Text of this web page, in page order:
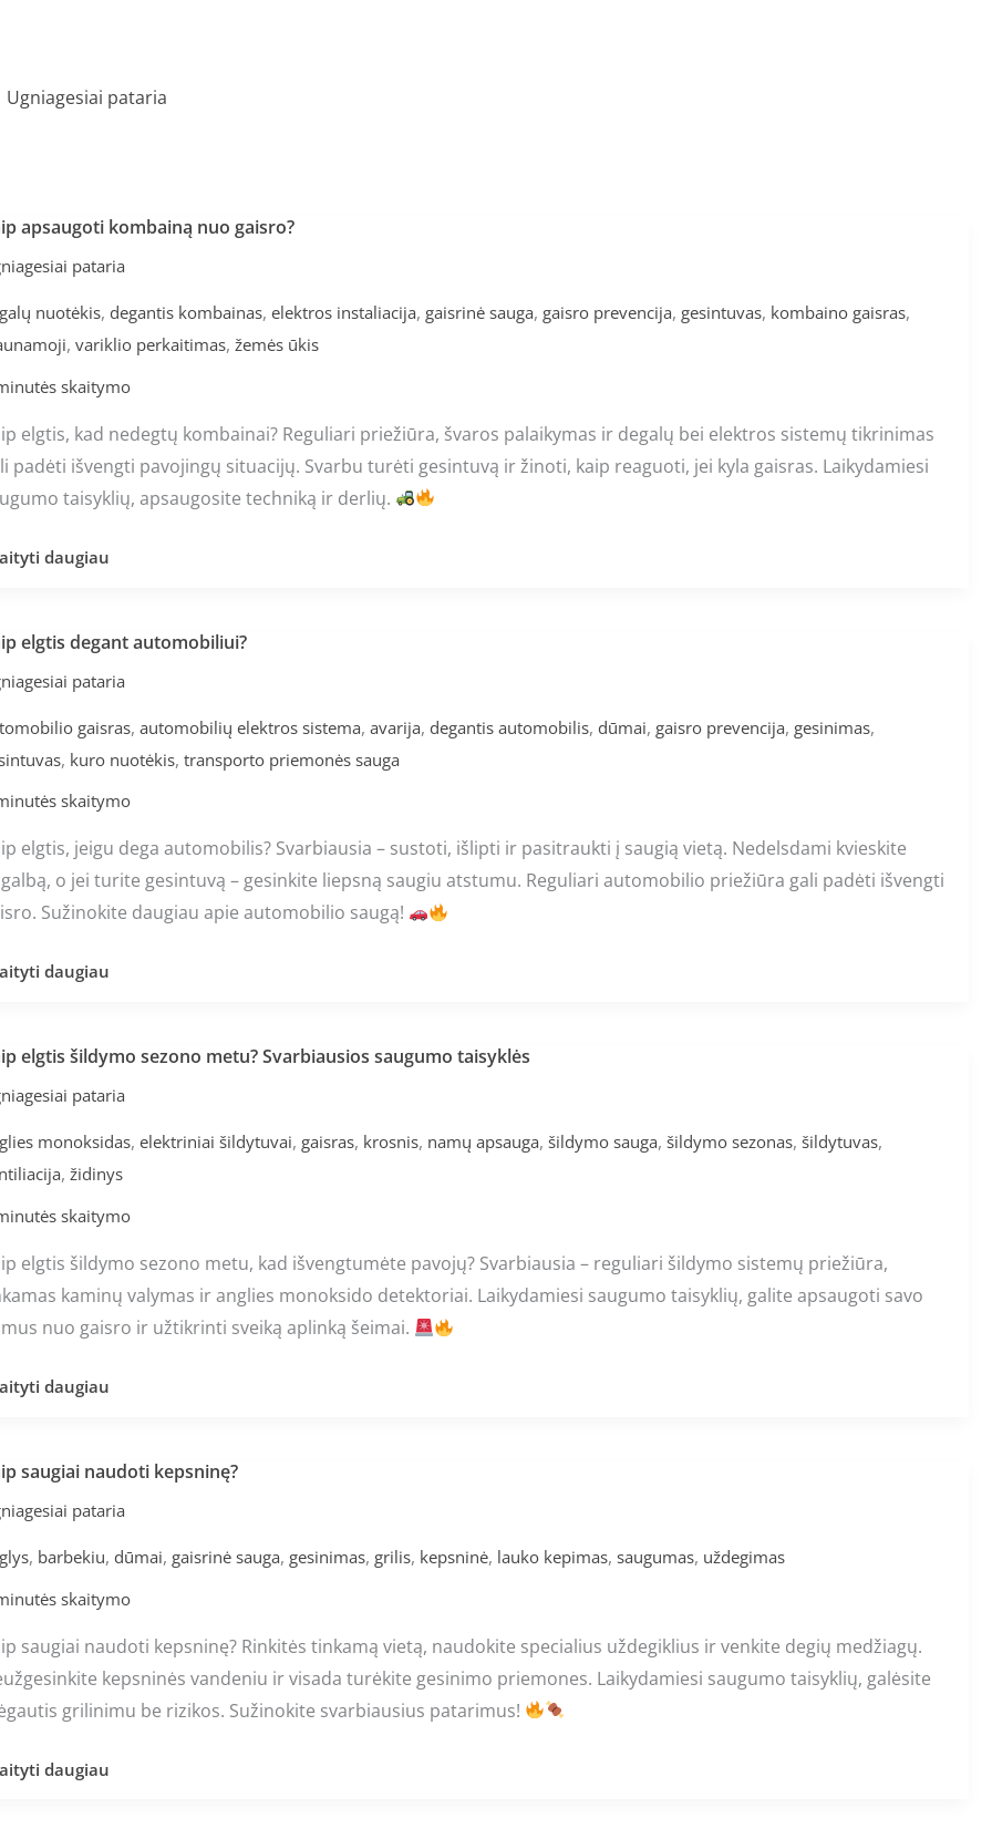
Ugniagesiai pataria
apsaugoti kombainą nuo gaisro?
pataria
nuotėkis, degantis kombainas, elektros instaliacija, gaisrinė sauga, gaisro prevencija, gesintuvas, kombaino gaisras,
, variklio perkaitimas, žemės ūkis
skaitymo
elgtis, kad nedegtų kombainai? Reguliari priežiūra, švaros palaikymas ir degalų bei elektros sistemų tikrinimas
padėti išvengti pavojingų situacijų. Svarbu turėti gesintuvą ir žinoti, kaip reaguoti, jei kyla gaisras. Laikydamiesi
taisyklių, apsaugosite techniką ir derlių.
daugiau
elgtis degant automobiliui?
pataria
gaisras, automobilių elektros sistema, avarija, degantis automobilis, dūmai, gaisro prevencija, gesinimas,
, kuro nuotėkis, transporto priemonės sauga
skaitymo
elgtis, jeigu dega automobilis? Svarbiausia – sustoti, išlipti ir pasitraukti į saugią vietą. Nedelsdami kvieskite
o jei turite gesintuvą – gesinkite liepsną saugiu atstumu. Reguliari automobilio priežiūra gali padėti išvengti
Sužinokite daugiau apie automobilio saugą!
daugiau
elgtis šildymo sezono metu? Svarbiausios saugumo taisyklės
pataria
monoksidas, elektriniai šildytuvai, gaisras, krosnis, namų apsauga, šildymo sauga, šildymo sezonas, šildytuvas,
, židinys
skaitymo
elgtis šildymo sezono metu, kad išvengtumėte pavojų? Svarbiausia – reguliari šildymo sistemų priežiūra,
kaminų valymas ir anglies monoksido detektoriai. Laikydamiesi saugumo taisyklių, galite apsaugoti savo
nuo gaisro ir užtikrinti sveiką aplinką šeimai.
daugiau
saugiai naudoti kepsninę?
pataria
, barbekiu, dūmai, gaisrinė sauga, gesinimas, grilis, kepsninė, lauko kepimas, saugumas, uždegimas
skaitymo
saugiai naudoti kepsninę? Rinkitės tinkamą vietą, naudokite specialius uždegiklius ir venkite degių medžiagų.
kepsninės vandeniu ir visada turėkite gesinimo priemones. Laikydamiesi saugumo taisyklių, galėsite
grilinimu be rizikos. Sužinokite svarbiausius patarimus!
daugiau